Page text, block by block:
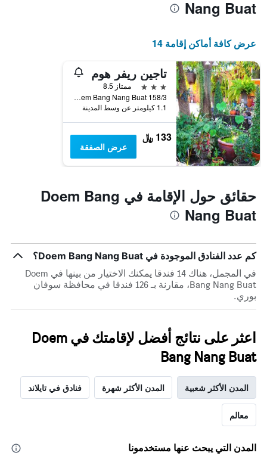
التصنيف
يتضمن
المخطط
1
محور
X
التي
تعرض
فئات
الفنادق
بالنجوم.
يتضمن
المخطط
محور
Y
الذي
يعرض
سعر
الغرفة
هذه
الليلة
الذي
عُثر
عليه
آخر
3
أيام
Nang Buat
عرض كافة أماكن إقامة 14
تاجين ريفر هوم
3 نجوم
ممتاز 8.5
158/3 M.2 T.Doembang, Doem Bang Nang Buat, تايلاند
1.1 كيلومتر عن وسط المدينة
133 ﷼
عرض الصفقة
حقائق حول الإقامة في Doem Bang
Nang Buat
كم عدد الفنادق الموجودة في Doem Bang Nang Buat؟
في المجمل، هناك 14 فندقا يمكنك الاختيار من بينها في Doem
Bang Nang Buat، مقارنة بـ 126 فندقا في محافظة سوفان
بوري.
اعثر على نتائج أفضل لإقامتك في Doem
Bang Nang Buat
المدن الأكثر شعبية المدن الأكثر شهرة فنادق في تايلاند
معالم
المدن التي يبحث عنها مستخدمونا